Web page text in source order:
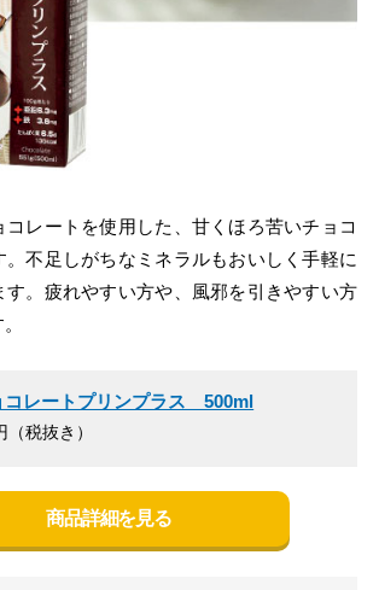
レートを使用した、甘くほろ苦いチョコ
。不足しがちなミネラルもおいしく手軽に
す。疲れやすい方や、風邪を引きやすい方
レートプリンプラス 500ml
税抜き）
商品詳細を見る